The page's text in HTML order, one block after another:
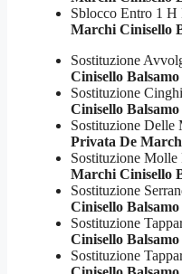
Sblocco Entro 1 H
Marchi Cinisello
Sostituzione
Cinisello Balsamo
Sostituzione
Cinisello Balsamo
Sostituzione Delle
Privata De
Sostituzione Molle
Marchi Cinisello
Sostituzione
Cinisello Balsamo
Sostituzione
Cinisello Balsamo
Sostituzione